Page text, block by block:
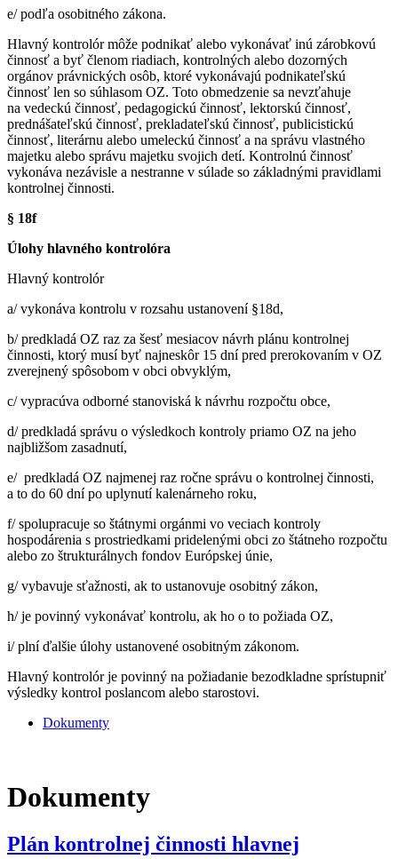
e/ podľa osobitného zákona.
Hlavný kontrolór môže podnikať alebo vykonávať inú zárobkovú
činnosť a byť členom riadiach, kontrolných alebo dozorných
orgánov právnických osôb, ktoré vykonávajú podnikateľskú
činnosť len so súhlasom OZ. Toto obmedzenie sa nevzťahuje
na vedeckú činnosť, pedagogickú činnosť, lektorskú činnosť,
prednášateľskú činnosť, prekladateľskú činnosť, publicistickú
činnosť, literárnu alebo umeleckú činnosť a na správu vlastného
majetku alebo správu majetku svojich detí. Kontrolnú činnosť
vykonáva nezávisle a nestranne v súlade so základnými pravidlami
kontrolnej činnosti.
§ 18f
Úlohy hlavného kontrolóra
Hlavný kontrolór
a/ vykonáva kontrolu v rozsahu ustanovení §18d,
b/ predkladá OZ raz za šesť mesiacov návrh plánu kontrolnej
činnosti, ktorý musí byť najneskôr 15 dní pred prerokovaním v OZ
zverejnený spôsobom v obci obvyklým,
c/ vypracúva odborné stanoviská k návrhu rozpočtu obce,
d/ predkladá správu o výsledkoch kontroly priamo OZ na jeho
najbližšom zasadnutí,
e/ predkladá OZ najmenej raz ročne správu o kontrolnej činnosti,
a to do 60 dní po uplynutí kalenárneho roku,
f/ spolupracuje so štátnymi orgánmi vo veciach kontroly
hospodárenia s prostriedkami pridelenými obci zo štátneho rozpočtu
alebo zo štrukturálnych fondov Európskej únie,
g/ vybavuje sťažnosti, ak to ustanovuje osobitný zákon,
h/ je povinný vykonávať kontrolu, ak ho o to požiada OZ,
i/ plní ďalšie úlohy ustanovené osobitným zákonom.
Hlavný kontrolór je povinný na požiadanie bezodkladne sprístupniť
výsledky kontrol poslancom alebo starostovi.
Dokumenty
Dokumenty
Plán kontrolnej činnosti hlavnej